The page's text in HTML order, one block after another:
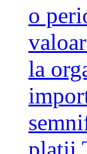
o
la